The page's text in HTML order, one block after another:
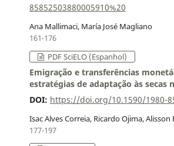
85852503880005910%20
Ana Mallimaci, María José Magliano
161-176
PDF SciELO (Espanhol)
Emigração e transferências
estratégias de adaptação às secas
DOI: https://doi.org/10.1590/1980-
Isac Alves Correia, Ricardo Ojima, Alisson
177-197